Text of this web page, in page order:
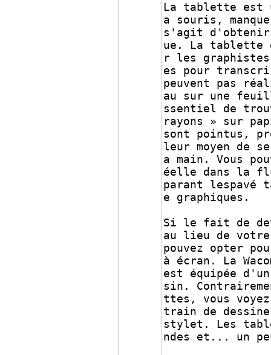
La tablette est
a souris,
s'agit d'obtenir
ue. La tablette
r les
es pour
peuvent pas
au sur une
ssentiel de
rayons » sur
sont pointus,
leur moyen de
a main. Vous
éelle dans la
parant
e graphiques.
Si le fait de
au lieu de
pouvez opter
à écran. La
est équipée
sin.
ttes, vous
train de
stylet. Les
ndes et... un